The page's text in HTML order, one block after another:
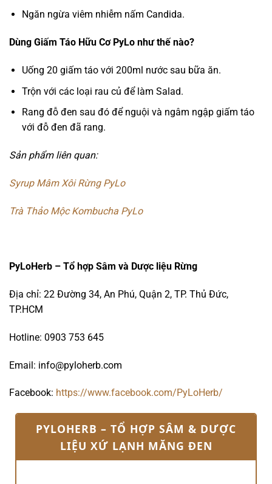
Ngăn ngừa viêm nhiễm nấm Candida.
Dùng Giấm Táo Hữu Cơ PyLo như thế nào?
Uống 20 giấm táo với 200ml nước sau bữa ăn.
Trộn với các loại rau củ để làm Salad.
Rang đỗ đen sau đó để nguội và ngâm ngập giấm táo
với đỗ đen đã rang.
Sản phẩm liên quan:
Syrup Mâm Xôi Rừng PyLo
Trà Thảo Mộc Kombucha PyLo
PyLoHerb – Tổ hợp Sâm và Dược liệu Rừng
Địa chỉ: 22 Đường 34, An Phú, Quận 2, TP. Thủ Đức,
TP.HCM
Hotline: 0903 753 645
Email: info@pyloherb.com
Facebook: https://www.facebook.com/PyLoHerb/
PYLOHERB – TỔ HỢP SÂM & DƯỢC
LIỆU XỨ LẠNH MĂNG ĐEN